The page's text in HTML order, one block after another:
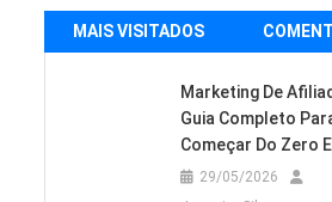
MAIS VISITADOS
Marketing De
Guia Completo
Começar Do Zero
29/05/2026